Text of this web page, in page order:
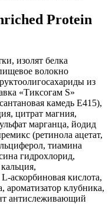
Protein
изолят белка
волокно
из
«Тиксогам S»
камедь E415),
цитрат магния,
марганца, йодид
(ретинола ацетат,
тиамина
гидрохлорид,
аскорбиновая кислота,
ароматизатор клубника,
антислеживающий